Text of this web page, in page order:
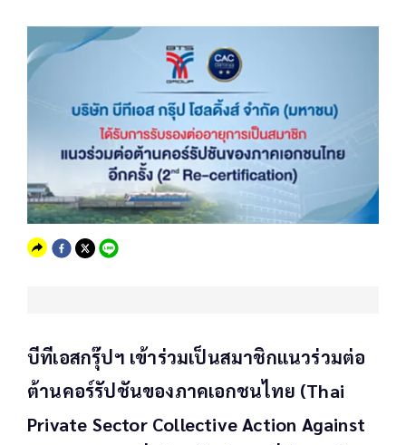
บีทีเอสกรุ๊ปฯ เข้าร่วมเป็นสมาชิกแนวร่วมต่อ
ต้านคอร์รัปชันของภาคเอกชนไทย (Thai
Private Sector Collective Action Against